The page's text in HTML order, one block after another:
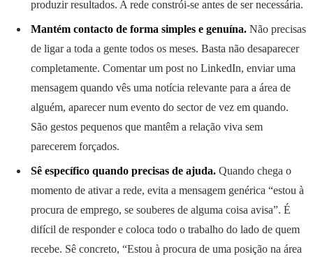
produzir resultados. A rede constrói-se antes de ser necessária.
Mantém contacto de forma simples e genuína. Não precisas
de ligar a toda a gente todos os meses. Basta não desaparecer
completamente. Comentar um post no LinkedIn, enviar uma
mensagem quando vês uma notícia relevante para a área de
alguém, aparecer num evento do sector de vez em quando.
São gestos pequenos que mantêm a relação viva sem
parecerem forçados.
Sê específico quando precisas de ajuda. Quando chega o
momento de ativar a rede, evita a mensagem genérica “estou à
procura de emprego, se souberes de alguma coisa avisa”. É
difícil de responder e coloca todo o trabalho do lado de quem
recebe. Sê concreto, “Estou à procura de uma posição na área